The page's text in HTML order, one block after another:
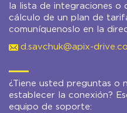
la lista de integraciones o
cálculo de un plan de
comuníquenoslo en la
d.savchuk@apix-
¿Tiene usted preguntas o
establecer la conexión?
equipo de soporte: